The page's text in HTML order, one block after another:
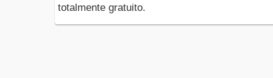
totalmente gratuito.